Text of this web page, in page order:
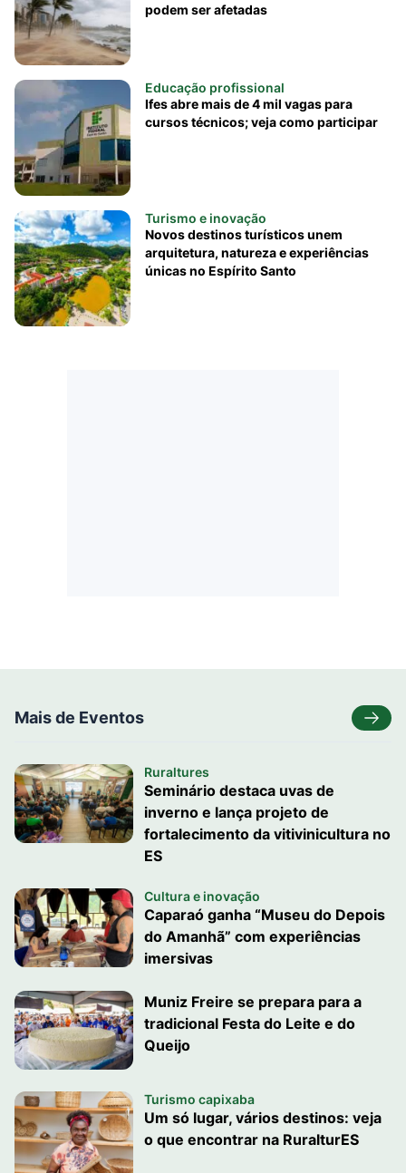
podem ser afetadas
Educação profissional
Ifes abre mais de 4 mil vagas para
cursos técnicos; veja como participar
Turismo e inovação
Novos destinos turísticos unem
arquitetura, natureza e experiências
únicas no Espírito Santo
Mais de Eventos
Ruraltures
Seminário destaca uvas de
inverno e lança projeto de
fortalecimento da vitivinicultura no
ES
Cultura e inovação
Caparaó ganha “Museu do Depois
do Amanhã” com experiências
imersivas
Muniz Freire se prepara para a
tradicional Festa do Leite e do
Queijo
Turismo capixaba
Um só lugar, vários destinos: veja
o que encontrar na RuralturES